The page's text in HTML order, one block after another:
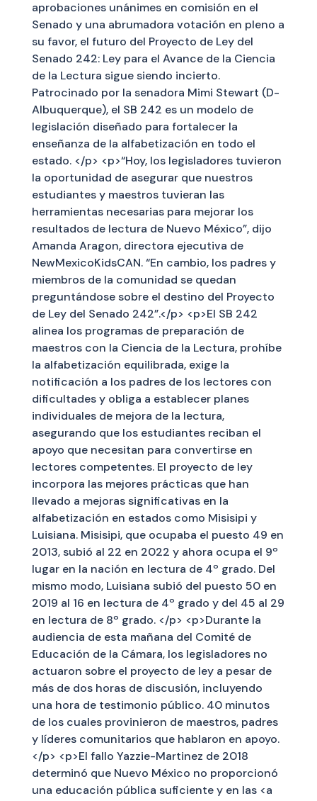
aprobaciones unánimes en comisión en el
Senado y una abrumadora votación en pleno a
su favor, el futuro del Proyecto de Ley del
Senado 242: Ley para el Avance de la Ciencia
de la Lectura sigue siendo incierto.
Patrocinado por la senadora Mimi Stewart (D-
Albuquerque), el SB 242 es un modelo de
legislación diseñado para fortalecer la
enseñanza de la alfabetización en todo el
estado. </p> <p>“Hoy, los legisladores tuvieron
la oportunidad de asegurar que nuestros
estudiantes y maestros tuvieran las
herramientas necesarias para mejorar los
resultados de lectura de Nuevo México”, dijo
Amanda Aragon, directora ejecutiva de
NewMexicoKidsCAN. “En cambio, los padres y
miembros de la comunidad se quedan
preguntándose sobre el destino del Proyecto
de Ley del Senado 242”.</p> <p>El SB 242
alinea los programas de preparación de
maestros con la Ciencia de la Lectura, prohíbe
la alfabetización equilibrada, exige la
notificación a los padres de los lectores con
dificultades y obliga a establecer planes
individuales de mejora de la lectura,
asegurando que los estudiantes reciban el
apoyo que necesitan para convertirse en
lectores competentes. El proyecto de ley
incorpora las mejores prácticas que han
llevado a mejoras significativas en la
alfabetización en estados como Misisipi y
Luisiana. Misisipi, que ocupaba el puesto 49 en
2013, subió al 22 en 2022 y ahora ocupa el 9º
lugar en la nación en lectura de 4º grado. Del
mismo modo, Luisiana subió del puesto 50 en
2019 al 16 en lectura de 4º grado y del 45 al 29
en lectura de 8º grado. </p> <p>Durante la
audiencia de esta mañana del Comité de
Educación de la Cámara, los legisladores no
actuaron sobre el proyecto de ley a pesar de
más de dos horas de discusión, incluyendo
una hora de testimonio público. 40 minutos
de los cuales provinieron de maestros, padres
y líderes comunitarios que hablaron en apoyo.
</p> <p>El fallo Yazzie-Martinez de 2018
determinó que Nuevo México no proporcionó
una educación pública suficiente y en las <a